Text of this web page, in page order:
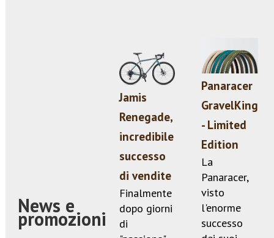
News e
promozioni
Jamis
Renegade,
incredibile
successo
di vendite
Finalmente
dopo giorni
di
Panaracer
GravelKing
- Limited
Edition
La
Panaracer,
visto
l'enorme
successo